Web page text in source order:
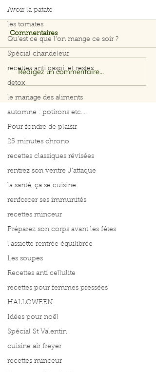
Avoir la patate
les tomates
Qu’est ce que l’on mange ce soir ?
Spécial chandeleur
recettes anti gaspi, et restes
detox
le mariage des aliments
automne : potirons etc....
Pour fondre de plaisir
25 minutes chrono
recettes classiques révisées
rentrez son ventre J'attaque
la santé, ça se cuisine
renforcer ses immunités
recettes minceur
Préparez son corps avant les fêtes
l'assiette rentrée équilibrée
Les soupes
Recettes anti cellulite
recettes pour femmes pressées
HALLOWEEN
Idées pour noël
Spécial St Valentin
cuisine air freyer
recettes minceur
Salade rapide d’avocat,
pomme et crevettes
Commentaires
Rédigez un commentaire...